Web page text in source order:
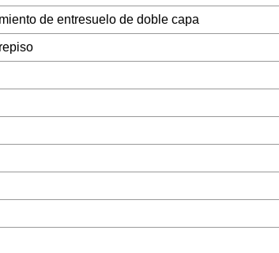
de entresuelo de doble capa